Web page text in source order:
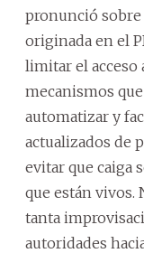
pronunció sobre
originada en el
limitar el acceso
mecanismos
automatizar y
actualizados de
evitar que caiga
que están
tanta
autoridades